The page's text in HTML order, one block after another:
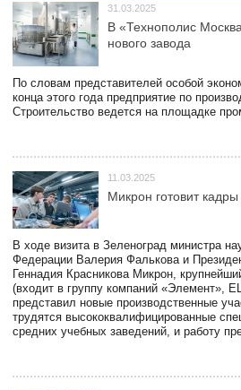
31.03.2025
В «Технополис
нового завода
По словам представителей особой
конца этого года предприятие по
Строительство ведется на площадке
11.03.2025
Микрон готовит
В ходе визита в Зеленоград министра
Федерации Валерия Фалькова и
Геннадия Красникова Микрон,
(входит в группу компаний «Элемент»,
представил новые производственные
трудятся высококвалифицированные
средних учебных заведений, и работу